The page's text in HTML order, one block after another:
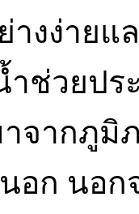
างง่าย
ำช่วยป
จากภูมิ
อก นอก